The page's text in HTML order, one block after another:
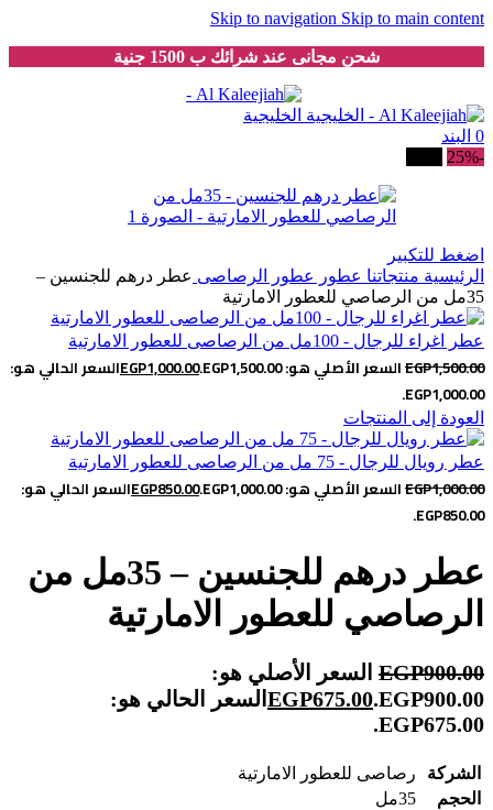
Skip to navigation Skip to main content
شحن مجانى عند شرائك ب 1500 جنية
0 البند
-25%
اضغط للتكبير
الرئيسية منتجاتنا عطور عطور الرصاصى عطر درهم للجنسين –
35مل من الرصاصي للعطور الامارتية
عطر اغراء للرجال - 100مل من الرصاصى للعطور الامارتية
EGP1,500.00 السعر الأصلي هو: EGP1,500.00. EGP1,000.00
السعر الحالي هو:
EGP1,000.00.
العودة إلى المنتجات
عطر رويال للرجال - 75 مل من الرصاصى للعطور الامارتية
EGP1,000.00 السعر الأصلي هو: EGP1,000.00. EGP850.00
السعر الحالي هو:
EGP850.00.
عطر درهم للجنسين – 35مل من
الرصاصي للعطور الامارتية
EGP900.00
السعر الأصلي هو:
EGP900.00.
EGP675.00
السعر الحالي هو:
EGP675.00.
الشركة
رصاصى للعطور الامارتية
الحجم
35مل